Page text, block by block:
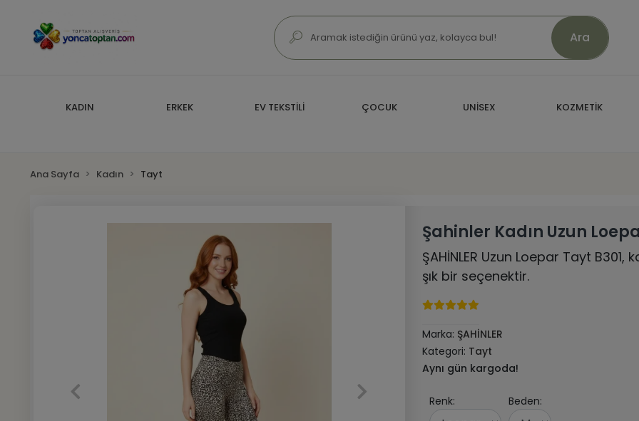
Ara
KADIN ERKEK EV TEKSTİLİ ÇOCUK UNİSEX KOZMETİK
Ana Sayfa Kadın Tayt
Şahinler Kadın Uzun
ŞAHİNLER Uzun Loepar Tayt
şık bir seçenektir.
Marka: ŞAHİNLER
Kategori: Tayt
Aynı gün kargoda!
Renk: Beden: